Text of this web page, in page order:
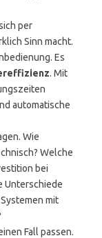
per
Sinn macht.
Es
. Mit
automatische
Wie
Welche
bei
Unterschiede
mit
Fall passen.